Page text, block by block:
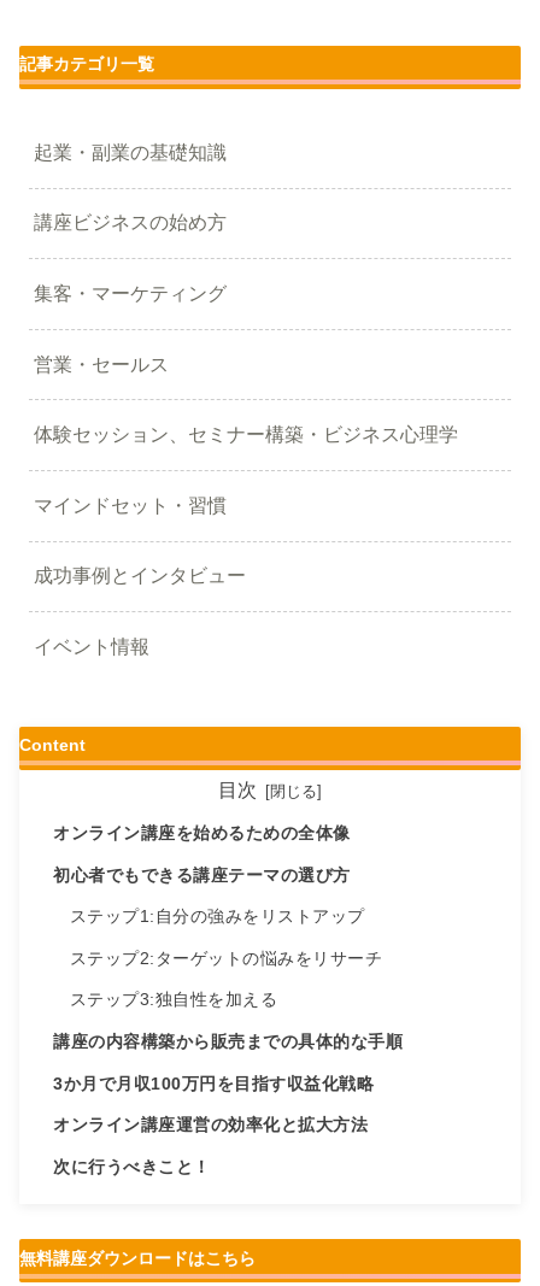
記事カテゴリ一覧
起業・副業の基礎知識
講座ビジネスの始め方
集客・マーケティング
営業・セールス
体験セッション、セミナー構築・ビジネス心理学
マインドセット・習慣
成功事例とインタビュー
イベント情報
Content
目次
オンライン講座を始めるための全体像
初心者でもできる講座テーマの選び方
ステップ1:自分の強みをリストアップ
ステップ2:ターゲットの悩みをリサーチ
ステップ3:独自性を加える
講座の内容構築から販売までの具体的な手順
3か月で月収100万円を目指す収益化戦略
オンライン講座運営の効率化と拡大方法
次に行うべきこと！
無料講座ダウンロードはこちら